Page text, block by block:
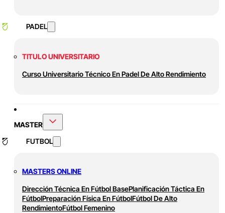
PADEL
TITULO UNIVERSITARIO
Curso Universitario Técnico En Padel De Alto Rendimiento
MASTER
FUTBOL
MASTERS ONLINE
Dirección Técnica En Fútbol BasePlanificación Táctica En
FútbolPreparación Física En FútbolFútbol De Alto
RendimientoFútbol Femenino